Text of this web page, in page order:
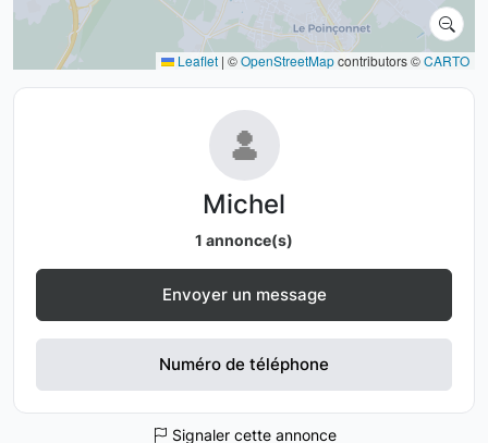
Leaflet | ©OpenStreetMapcontributors ©CARTO
Michel
1 annonce(s)
Envoyer un message
Numéro de téléphone
Signaler cette annonce